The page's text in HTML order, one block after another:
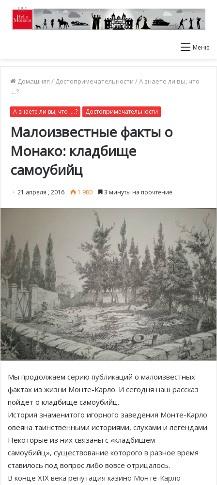
Меню
Домашняя / Достопримечательности /А знаете ли вы, что
....?
А знаете ли вы, что ....? Достопримечательности
Малоизвестные факты о
Монако: кладбище
самоубийц
21 апреля , 2016 1 980 3 минуты на прочтение
Мы продолжаем серию публикаций о малоизвестных
фактах из жизни Монте-Карло. И сегодня наш рассказ
пойдет о кладбище самоубийц.
История знаменитого игорного заведения Монте-Карло
овеяна таинственными историями, слухами и легендами.
Некоторые из них связаны с «кладбищем
самоубийц», существование которого в разное время
ставилось под вопрос либо вовсе отрицалось.
В конце XIX века репутация казино Монте-Карло